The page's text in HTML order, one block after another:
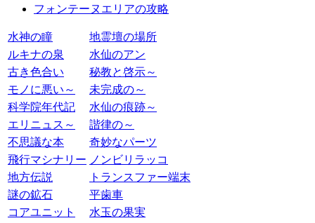
フォンテーヌエリアの攻略
水神の瞳
地霊壇の場所
ルキナの泉
水仙のアン
古き色合い
秘教と啓示～
モノに悪い～
未完成の～
科学院年代記
水仙の痕跡～
エリニュス～
諧律の～
不思議な本
奇妙なパーツ
飛行マシナリー ノンビリラッコ
地方伝説
トランスファー端末
謎の鉱石
平歯車
コアユニット
水玉の果実